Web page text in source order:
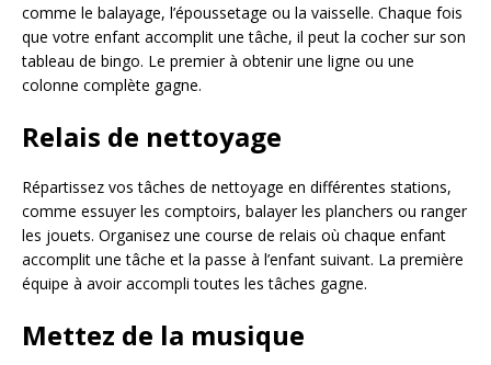
comme le balayage, l’époussetage ou la vaisselle. Chaque fois
que votre enfant accomplit une tâche, il peut la cocher sur son
tableau de bingo. Le premier à obtenir une ligne ou une
colonne complète gagne.
Relais de nettoyage
Répartissez vos tâches de nettoyage en différentes stations,
comme essuyer les comptoirs, balayer les planchers ou ranger
les jouets. Organisez une course de relais où chaque enfant
accomplit une tâche et la passe à l’enfant suivant. La première
équipe à avoir accompli toutes les tâches gagne.
Mettez de la musique